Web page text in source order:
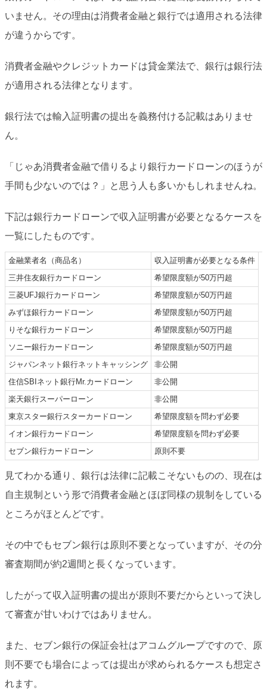
いません。その理由は消費者金融と銀行では適用される法律
が違うからです。
消費者金融やクレジットカードは貸金業法で、銀行は銀行法
が適用される法律となります。
銀行法では輸入証明書の提出を義務付ける記載はありませ
ん。
「じゃあ消費者金融で借りるより銀行カードローンのほうが
手間も少ないのでは？」と思う人も多いかもしれませんね。
下記は銀行カードローンで収入証明書が必要となるケースを
一覧にしたものです。
金融業者名（商品名）
収入証明書が必要となる条件
三井住友銀行カードローン
希望限度額が50万円超
三菱UFJ銀行カードローン
希望限度額が50万円超
みずほ銀行カードローン
希望限度額が50万円超
りそな銀行カードローン
希望限度額が50万円超
ソニー銀行カードローン
希望限度額が50万円超
ジャパンネット銀行ネットキャッシング
非公開
住信SBIネット銀行Mr.カードローン
非公開
楽天銀行スーパーローン
非公開
東京スター銀行スターカードローン
希望限度額を問わず必要
イオン銀行カードローン
希望限度額を問わず必要
セブン銀行カードローン
原則不要
見てわかる通り、銀行は法律に記載こそないものの、現在は
自主規制という形で消費者金融とほぼ同様の規制をしている
ところがほとんどです。
その中でもセブン銀行は原則不要となっていますが、その分
審査期間が約2週間と長くなっています。
したがって収入証明書の提出が原則不要だからといって決し
て審査が甘いわけではありません。
また、セブン銀行の保証会社はアコムグループですので、原
則不要でも場合によっては提出が求められるケースも想定さ
れます。